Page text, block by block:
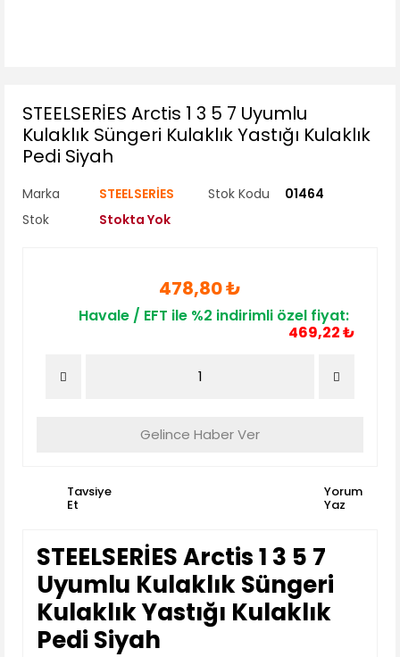
STEELSERİES Arctis 1 3 5 7 Uyumlu
Kulaklık Süngeri Kulaklık Yastığı Kulaklık
Pedi Siyah
Marka STEELSERİES Stok Kodu
01464
Stok
Stokta Yok
478,80 ₺
Havale / EFT ile %2 indirimli özel fiyat:
469,22 ₺
Gelince Haber Ver
Tavsiye
Et
Yorum
Yaz
STEELSERİES Arctis 1 3 5 7
Uyumlu Kulaklık Süngeri
Kulaklık Yastığı Kulaklık
Pedi Siyah